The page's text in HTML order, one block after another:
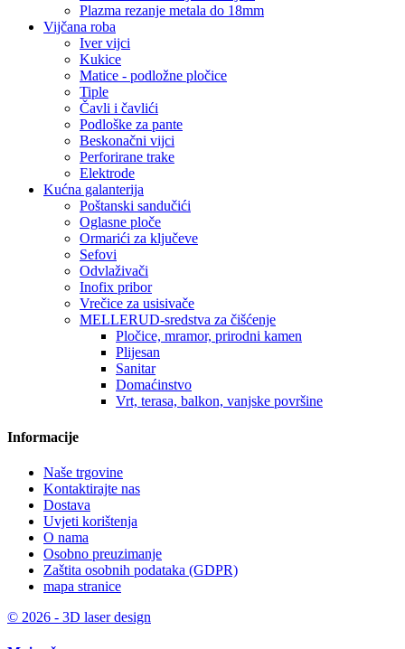
Plazma rezanje metala do 18mm
Vijčana roba
Iver vijci
Kukice
Matice - podložne pločice
Tiple
Čavli i čavlići
Podloške za pante
Beskonačni vijci
Perforirane trake
Elektrode
Kućna galanterija
Poštanski sandučići
Oglasne ploče
Ormarići za ključeve
Sefovi
Odvlaživači
Inofix pribor
Vrečice za usisivače
MELLERUD-sredstva za čišćenje
Pločice, mramor, prirodni kamen
Plijesan
Sanitar
Domaćinstvo
Vrt, terasa, balkon, vanjske površine
Informacije
Naše trgovine
Kontaktirajte nas
Dostava
Uvjeti korištenja
O nama
Osobno preuzimanje
Zaštita osobnih podataka (GDPR)
mapa stranice
© 2026 - 3D laser design